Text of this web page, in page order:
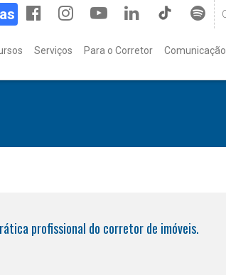
Serviços Para o Corretor Comunicação
profissional do corretor de imóveis.